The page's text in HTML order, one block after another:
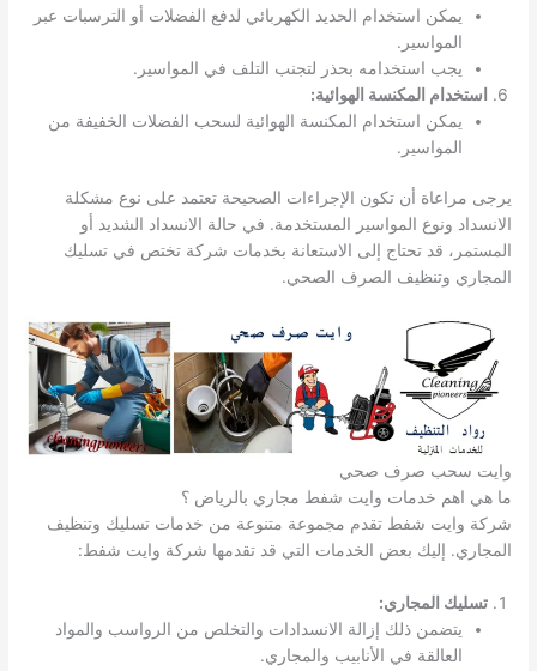
يمكن استخدام الحديد الكهربائي لدفع الفضلات أو الترسبات عبر
المواسير.
يجب استخدامه بحذر لتجنب التلف في المواسير.
استخدام المكنسة الهوائية:
يمكن استخدام المكنسة الهوائية لسحب الفضلات الخفيفة من
المواسير.
يرجى مراعاة أن تكون الإجراءات الصحيحة تعتمد على نوع مشكلة
الانسداد ونوع المواسير المستخدمة. في حالة الانسداد الشديد أو
المستمر، قد تحتاج إلى الاستعانة بخدمات شركة تختص في تسليك
المجاري وتنظيف الصرف الصحي.
وايت سحب صرف صحي
ما هي اهم خدمات وايت شفط مجاري بالرياض ؟
شركة وايت شفط تقدم مجموعة متنوعة من خدمات تسليك وتنظيف
المجاري. إليك بعض الخدمات التي قد تقدمها شركة وايت شفط:
تسليك المجاري:
يتضمن ذلك إزالة الانسدادات والتخلص من الرواسب والمواد
العالقة في الأنابيب والمجاري.